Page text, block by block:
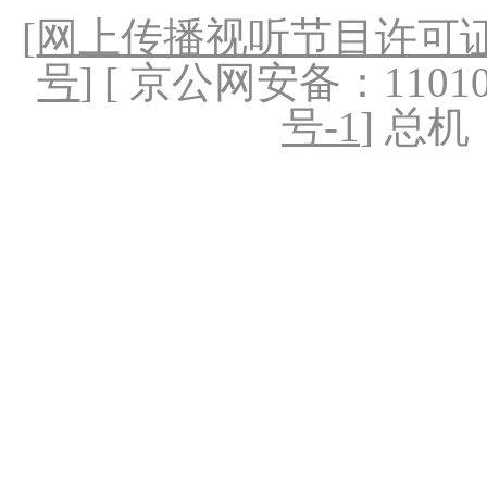
[网上传播视听节目许可
号] [ 京公网安备：
号-1] 总机